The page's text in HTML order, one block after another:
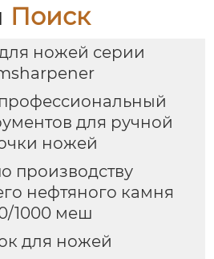
Поиск
ножей серии
для ручной
ножей
производству
нефтяного камня
1000 меш
для ножей